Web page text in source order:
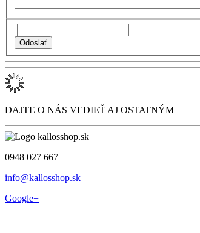
DAJTE O NÁS VEDIEŤ AJ OSTATNÝM
0948 027 667
info@kallosshop.sk
Google+